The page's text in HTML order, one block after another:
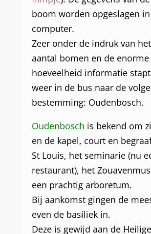
boom worden opgeslagen
computer.
Zeer onder de indruk van
aantal bomen en de enorme
hoeveelheid informatie
weer in de bus naar de
bestemming: Oudenbosch.
Oudenbosch is bekend om
en de kapel, court en
St Louis, het seminarie (nu
restaurant), het
een prachtig arboretum.
Bij aankomst gingen de
even de basiliek in.
Deze is gewijd aan de